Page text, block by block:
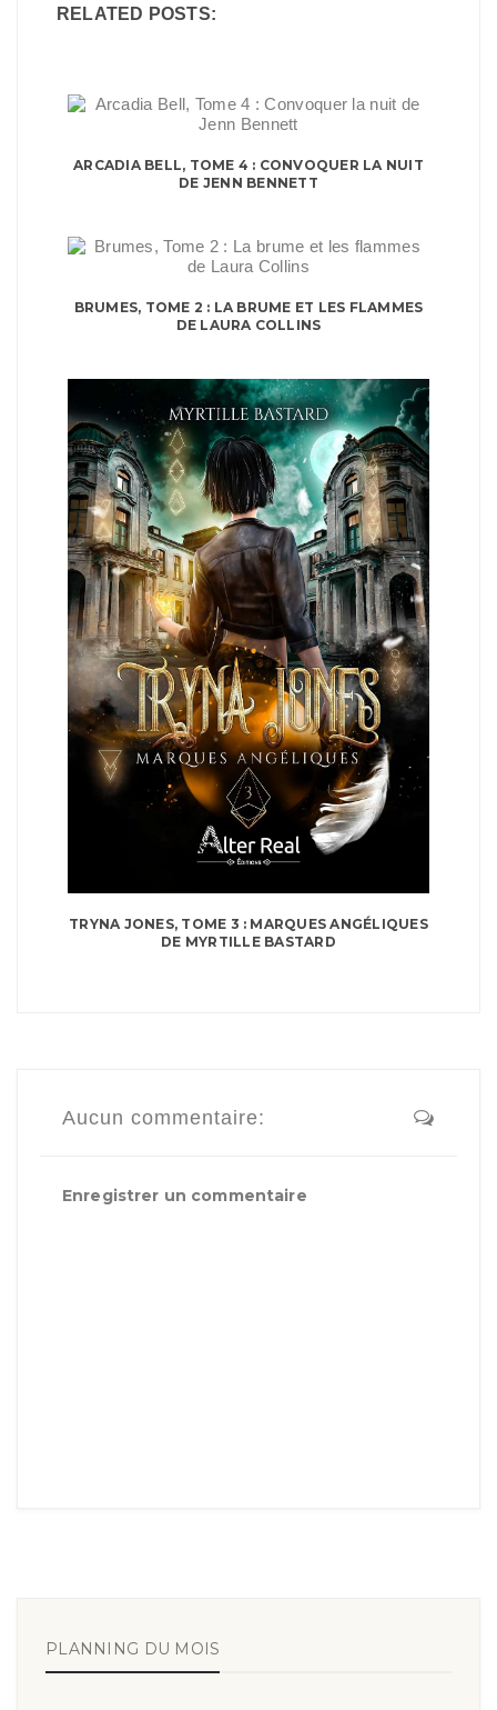
RELATED POSTS:
ARCADIA BELL, TOME 4 : CONVOQUER LA NUIT
DE JENN BENNETT
BRUMES, TOME 2 : LA BRUME ET LES FLAMMES
DE LAURA COLLINS
TRYNA JONES, TOME 3 : MARQUES ANGÉLIQUES
DE MYRTILLE BASTARD
Aucun commentaire:
Enregistrer un commentaire
PLANNING DU MOIS